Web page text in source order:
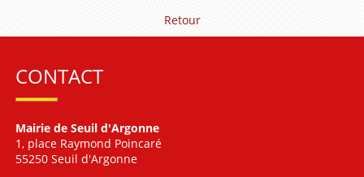
Retour
CONTACT
Mairie de Seuil d'Argonne
1, place Raymond Poincaré
55250 Seuil d'Argonne